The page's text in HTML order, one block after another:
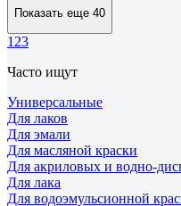
Показать еще 40
1 23
Часто ищут
Универсальные
Для лаков
Для эмали
Для масляной краски
Для акриловых и водно-
Для лака
Для водоэмульсионной